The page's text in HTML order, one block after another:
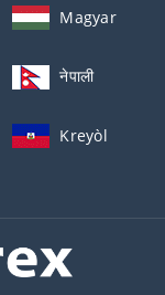
Magyar
नेपाली
Kreyòl